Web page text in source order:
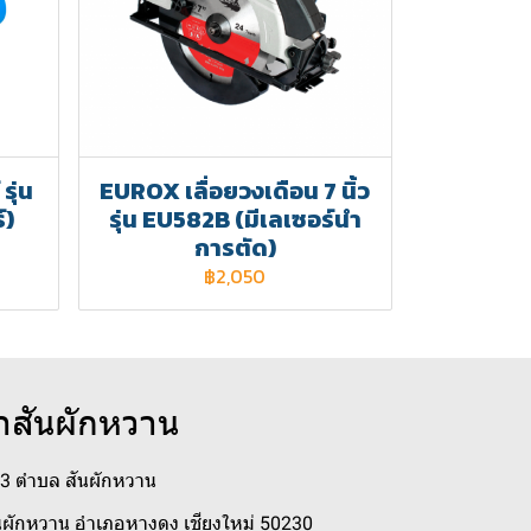
น
EUROX เลื่อยวงเดือน 7 นิ้ว
รุ่น EU582B (มีเลเซอร์นำ
การตัด)
฿2,050
สันผักหวาน
ตำบล สันผักหวาน
กหวาน อำเภอหางดง เชียงใหม่ 50230